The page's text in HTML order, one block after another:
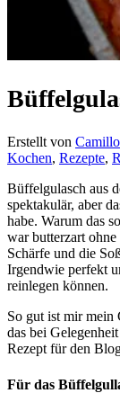
Erstellt von Camillo
Kochen, Rezepte,
Büffelgulasch aus
spektakulär, aber
habe. Warum das
war butterzart
Schärfe und die
Irgendwie perfekt
reinlegen können.
So gut ist mir mein
das bei
Rezept für den
Für das